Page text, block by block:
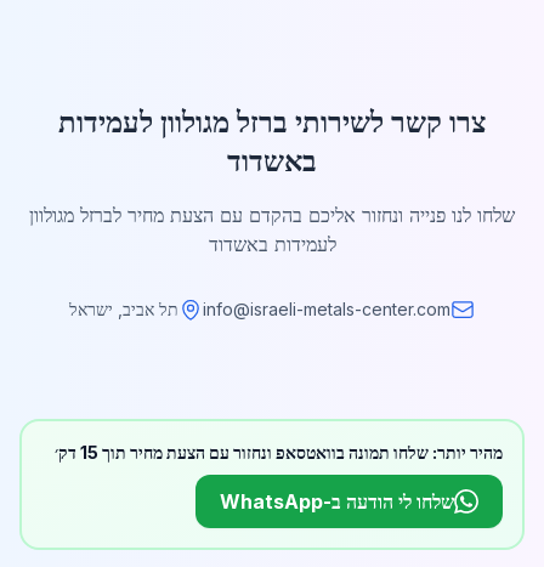
צרו קשר לשירותי ברזל מגולוון לעמידות
באשדוד
שלחו לנו פנייה ונחזור אליכם בהקדם עם הצעת מחיר לברזל מגולוון
לעמידות באשדוד
info@israeli-metals-center.com תל אביב, ישראל
מהיר יותר: שלחו תמונה בוואטסאפ ונחזור עם הצעת מחיר תוך 15 דק׳
שלחו לי הודעה ב-WhatsApp